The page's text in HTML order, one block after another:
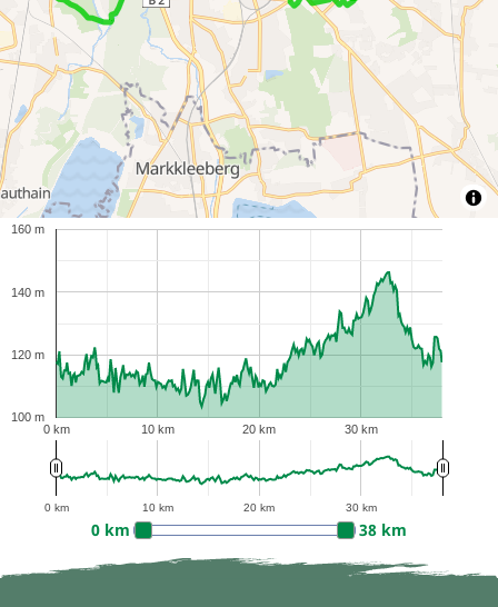
0 km 10 km 20 km 30 km
100 m
120 m
140 m
160 m
0 km 10 km 20 km 30 km
0 km 38 km